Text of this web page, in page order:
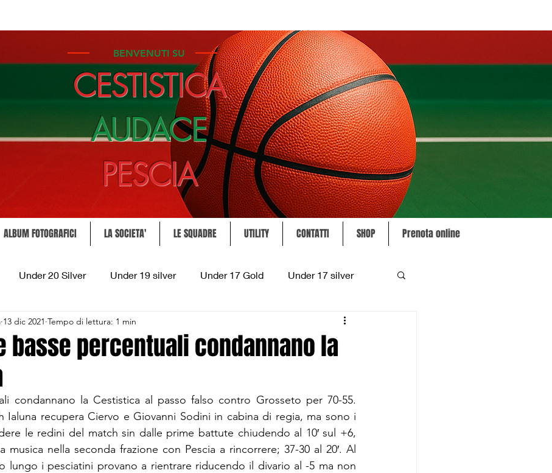
BENVENUTI SU
CESTISTICA
AUDACE
PESCIA
ALBUM FOTOGRAFICI LA SOCIETA' LE SQUADRE UTILITY CONTATTI SHOP Prenota online
Under 20 Silver Under 19 silver Under 17 Gold Under 17 silver
Under 13 Silver
basse percentuali condannano la
13 dic 2021 Tempo di lettura: 1 min
condannano la Cestistica al passo falso contro Grosseto per 70-55.
Ialuna recupera Ciervo e Giovanni Sodini in cabina di regia, ma sono i
le redini del match sin dalle prime battute chiudendo al 10′ sul +6,
musica nella seconda frazione con Pescia a rincorrere; 37-30 al 20′. Al
lungo i pesciatini provano a rientrare riducendo il divario al -5 ma non